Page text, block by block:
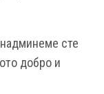
сте
добро и